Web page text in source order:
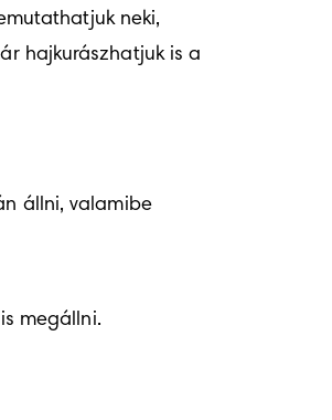
neki,
hajkurászhatjuk is a
állni, valamibe
megállni.